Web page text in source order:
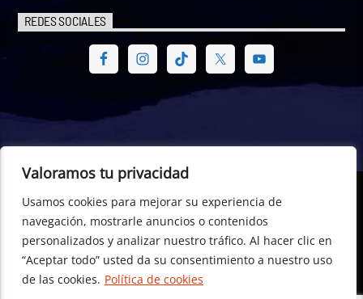
Valoramos tu privacidad
Usamos cookies para mejorar su experiencia de
navegación, mostrarle anuncios o contenidos
personalizados y analizar nuestro tráfico. Al hacer clic en
“Aceptar todo” usted da su consentimiento a nuestro uso
de las cookies. Política de cookies
REDES SOCIALES
© Radio Hemisférica. Project of - Euro-American Committee of
Digital Law – CEA Digital Law, CTR- 698529, Dublin (Republic of
Ireland) +353 196 01 596